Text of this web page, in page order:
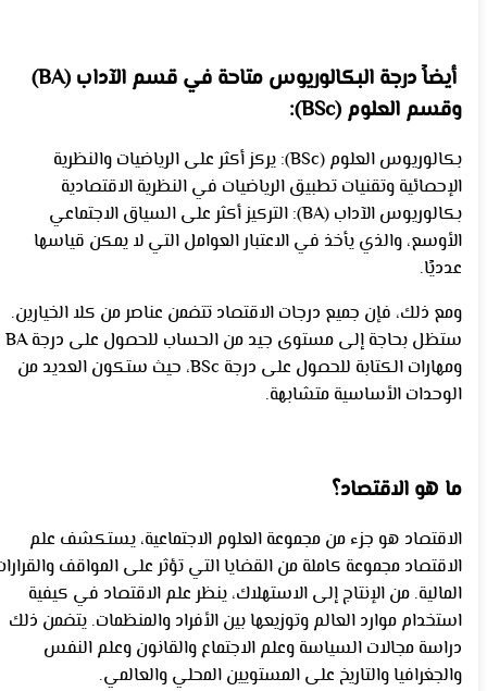
أيضاً درجة البكالوريوس متاحة في قسم الآداب (BA)
وقسم العلوم (BSc):
بكالوريوس العلوم (BSc): يركز أكثر على الرياضيات والنظرية
الإحصائية وتقنيات تطبيق الرياضيات في النظرية الاقتصادية
بكالوريوس الآداب (BA): التركيز أكثر على السياق الاجتماعي
الأوسع، والذي يأخذ في الاعتبار العوامل التي لا يمكن قياسها
عدديًا.
ومع ذلك، فإن جميع درجات الاقتصاد تتضمن عناصر من كلا الخيارين.
ستظل بحاجة إلى مستوى جيد من الحساب للحصول على درجة BA
ومهارات الكتابة للحصول على درجة BSc، حيث ستكون العديد من
الوحدات الأساسية متشابهة.
ما هو الاقتصاد؟
الاقتصاد هو جزء من مجموعة العلوم الاجتماعية، يستكشف علم
الاقتصاد مجموعة كاملة من القضايا التي تؤثر على المواقف
المالية. من الإنتاج إلى الاستهلاك، ينظر علم الاقتصاد في كيفية
استخدام موارد العالم وتوزيعها بين الأفراد والمنظمات. يتضمن ذلك
دراسة مجالات السياسة وعلم الاجتماع والقانون وعلم النفس
والجغرافيا والتاريخ على المستويين المحلي والعالمي.